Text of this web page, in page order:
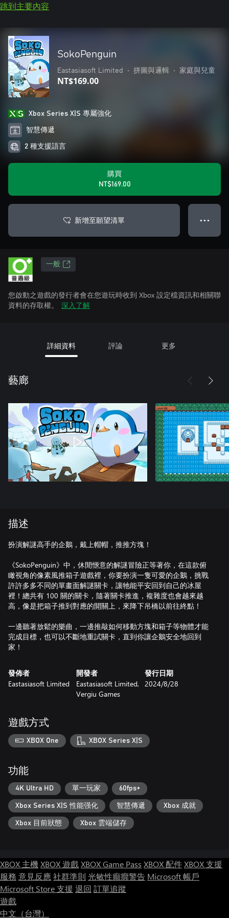
跳到主要內容
SokoPenguin
Eastasiasoft Limited • 拼圖與邏輯 • 家庭與兒童
NT$169.00
Xbox Series X|S 專屬強化
智慧傳遞
2 種支援語言
購買
NT$169.00
新增至願望清單 ● ● ●
一般
您啟動之遊戲的發行者會在您遊玩時收到 Xbox 設定檔資訊和相關聯
資料的存取權。
深入了解
詳細資料 評論 更多
藝廊
描述
扮演解謎高手的企鵝，戴上帽帽，推推方塊！
《SokoPenguin》中，休閒愜意的解謎冒險正等著你，在這款俯
瞰視角的像素風推箱子遊戲裡，你要扮演一隻可愛的企鵝，挑戰
許許多多不同的單畫面解謎關卡，讓牠能平安回到自己的冰屋
裡！總共有 100 關的關卡，隨著關卡推進，複雜度也會越來越
高，像是把箱子推到對應的開關上，來降下吊橋以前往終點！
一邊聽著放鬆的樂曲，一邊推敲如何移動方塊和箱子等物體才能
完成目標，也可以不斷地重試關卡，直到你讓企鵝安全地回到
家！
發佈者
Eastasiasoft Limited
開發者
Eastasiasoft Limited,
Vergiu Games
發行日期
2024/8/28
遊戲方式
XBOX One XBOX Series X|S
功能
4K Ultra HD 單一玩家 60fps+
Xbox Series X|S 性能强化 智慧傳遞 Xbox 成就
Xbox 目前狀態 Xbox 雲端儲存
XBOX 主機XBOX 遊戲XBOX Game Pass XBOX 配件XBOX 支援
服務 意見反應社群準則 光敏性癲癇警告 Microsoft 帳戶
Microsoft Store 支援 退回 訂單追蹤
遊戲
中文（台灣）